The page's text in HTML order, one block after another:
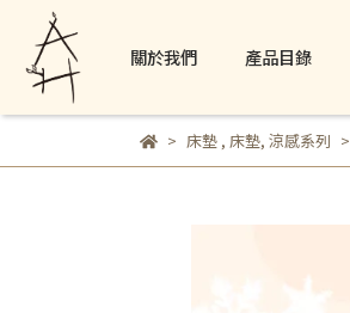
關於我們 產品目錄
床墊, 床墊, 涼感系列